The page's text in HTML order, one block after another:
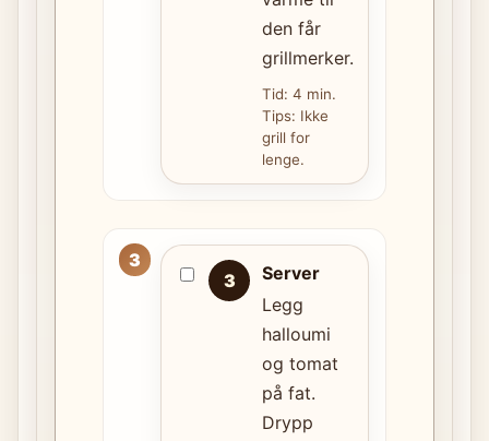
den får
grillmerker.
Tid: 4 min.
Tips: Ikke
grill for
lenge.
3
Server
Legg
halloumi
og tomat
på fat.
Drypp